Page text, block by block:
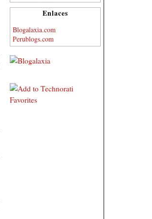
Enlaces
Blogalaxia.com
Perublogs.com